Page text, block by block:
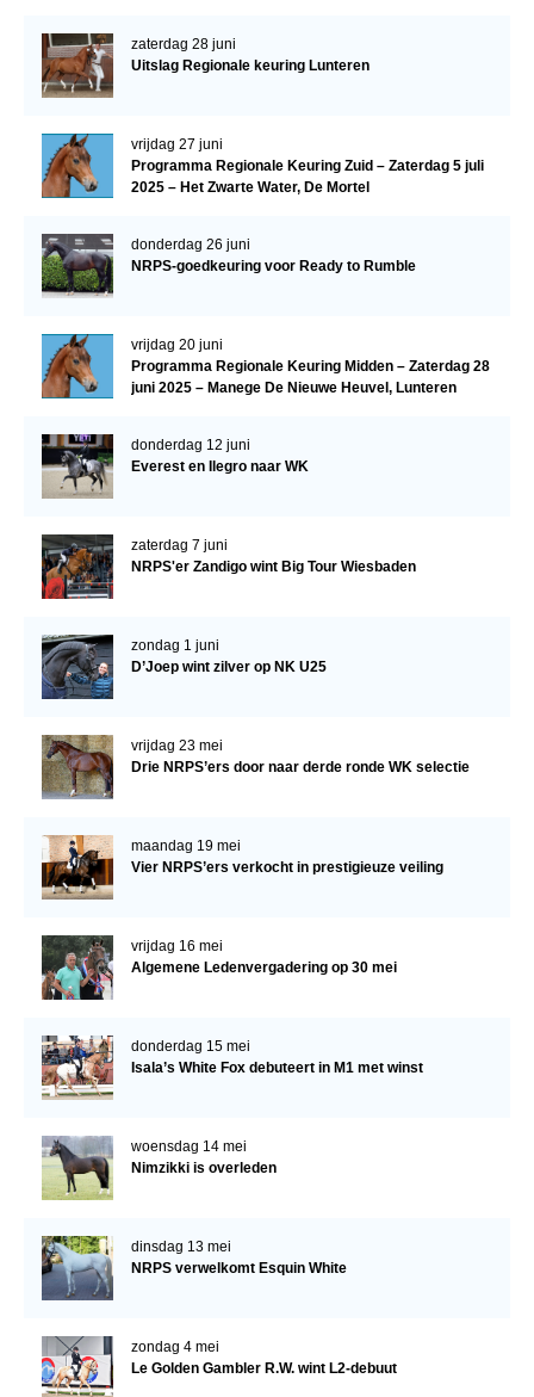
zaterdag 28 juni
Uitslag Regionale keuring Lunteren
vrijdag 27 juni
Programma Regionale Keuring Zuid – Zaterdag 5 juli
2025 – Het Zwarte Water, De Mortel
donderdag 26 juni
NRPS-goedkeuring voor Ready to Rumble
vrijdag 20 juni
Programma Regionale Keuring Midden – Zaterdag 28
juni 2025 – Manege De Nieuwe Heuvel, Lunteren
donderdag 12 juni
Everest en Ilegro naar WK
zaterdag 7 juni
NRPS'er Zandigo wint Big Tour Wiesbaden
zondag 1 juni
D’Joep wint zilver op NK U25
vrijdag 23 mei
Drie NRPS’ers door naar derde ronde WK selectie
maandag 19 mei
Vier NRPS’ers verkocht in prestigieuze veiling
vrijdag 16 mei
Algemene Ledenvergadering op 30 mei
donderdag 15 mei
Isala’s White Fox debuteert in M1 met winst
woensdag 14 mei
Nimzikki is overleden
dinsdag 13 mei
NRPS verwelkomt Esquin White
zondag 4 mei
Le Golden Gambler R.W. wint L2-debuut